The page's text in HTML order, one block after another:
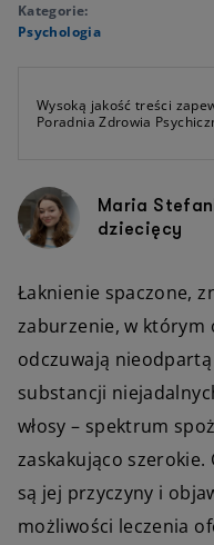
Kategorie:
Psychologia
Wysoką jakość treści
Poradnia Zdrowia
Maria
dziecięcy
Łaknienie spaczone,
zaburzenie, w
odczuwają
substancji
włosy – spektrum
zaskakująco szerokie.
są jej przyczyny i
możliwości leczenia